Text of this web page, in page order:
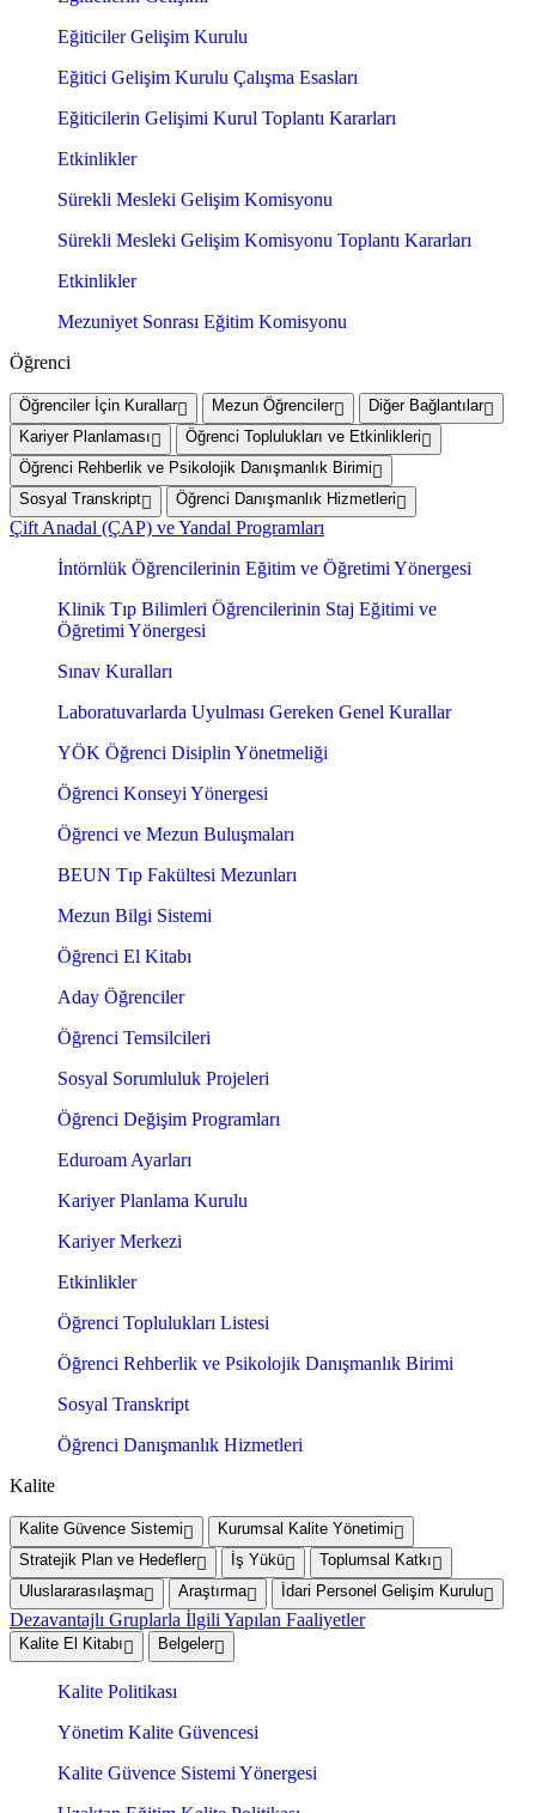
Eğiticiler Gelişim Kurulu
Eğitici Gelişim Kurulu Çalışma Esasları
Eğiticilerin Gelişimi Kurul Toplantı Kararları
Etkinlikler
Sürekli Mesleki Gelişim Komisyonu
Sürekli Mesleki Gelişim Komisyonu Toplantı Kararları
Etkinlikler
Mezuniyet Sonrası Eğitim Komisyonu
Öğrenci
Öğrenciler İçin Kurallar Mezun Öğrenciler
Diğer Bağlantılar
Kariyer Planlaması
Öğrenci Toplulukları ve Etkinlikleri
Öğrenci Rehberlik ve Psikolojik Danışmanlık Birimi
Sosyal Transkript
Öğrenci Danışmanlık Hizmetleri
Çift Anadal (ÇAP) ve Yandal Programları
İntörnlük Öğrencilerinin Eğitim ve Öğretimi Yönergesi
Klinik Tıp Bilimleri Öğrencilerinin Staj Eğitimi ve
Öğretimi Yönergesi
Sınav Kuralları
Laboratuvarlarda Uyulması Gereken Genel Kurallar
YÖK Öğrenci Disiplin Yönetmeliği
Öğrenci Konseyi Yönergesi
Öğrenci ve Mezun Buluşmaları
BEUN Tıp Fakültesi Mezunları
Mezun Bilgi Sistemi
Öğrenci El Kitabı
Aday Öğrenciler
Öğrenci Temsilcileri
Sosyal Sorumluluk Projeleri
Öğrenci Değişim Programları
Eduroam Ayarları
Kariyer Planlama Kurulu
Kariyer Merkezi
Etkinlikler
Öğrenci Toplulukları Listesi
Öğrenci Rehberlik ve Psikolojik Danışmanlık Birimi
Sosyal Transkript
Öğrenci Danışmanlık Hizmetleri
Kalite
Kalite Güvence Sistemi
Kurumsal Kalite Yönetimi
Stratejik Plan ve Hedefler
İş Yükü
Toplumsal Katkı
Uluslararasılaşma
Araştırma İdari Personel Gelişim Kurulu
Dezavantajlı Gruplarla İlgili Yapılan Faaliyetler
Kalite El Kitabı Belgeler
Kalite Politikası
Yönetim Kalite Güvencesi
Kalite Güvence Sistemi Yönergesi